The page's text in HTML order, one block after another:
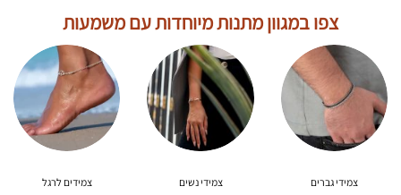
צפו במגוון מתנות מיוחדות עם משמעות
צמידי גברים צמידי נשים צמידים לרגל